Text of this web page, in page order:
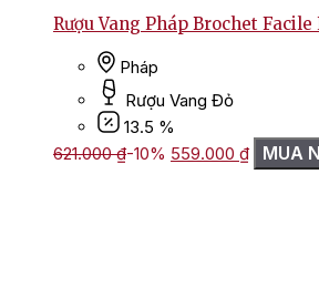
Rượu Vang Pháp Brochet
Pháp
Rượu Vang Đỏ
13.5 %
621.000₫-10% Giá
gốc
559.000 ₫Giá
hiện
MUA